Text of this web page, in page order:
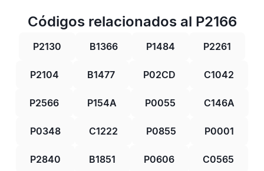
Códigos relacionados al P2166
P2130 B1366 P1484 P2261
P2104 B1477 P02CD C1042
P2566 P154A P0055 C146A
P0348 C1222 P0855 P0001
P2840 B1851 P0606 C0565